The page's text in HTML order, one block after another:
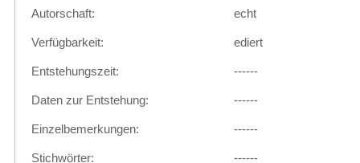
Autorschaft: echt
Verfügbarkeit: ediert
Entstehungszeit: ------
Daten zur Entstehung: ------
Einzelbemerkungen: ------
Stichwörter: ------